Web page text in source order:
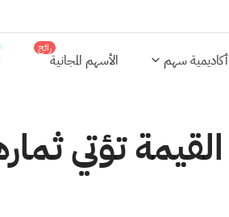
أكاديمية سهم الأسهم المجانية
رائج
تؤتي